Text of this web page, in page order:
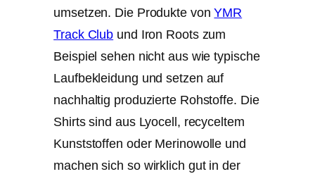
umsetzen. Die Produkte vonYMR
Track Club und Iron Roots zum
Beispiel sehen nicht aus wie typische
Laufbekleidung und setzen auf
nachhaltig produzierte Rohstoffe. Die
Shirts sind aus Lyocell, recyceltem
Kunststoffen oder Merinowolle und
machen sich so wirklich gut in der